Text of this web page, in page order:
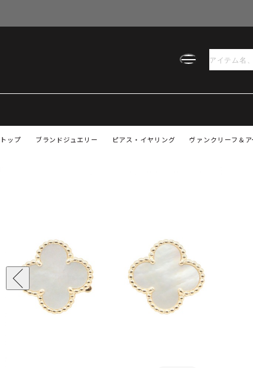
トップ ヴァンクリーフ＆
ブランドジュエリー ピアス・イヤリング